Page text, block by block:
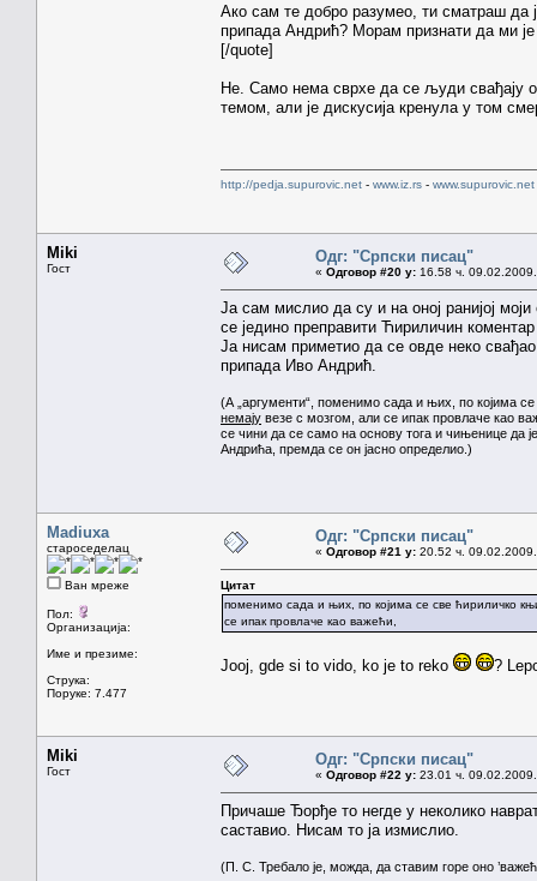
Ако сам те добро разумео, ти сматраш да
припада Андрић? Морам признати да ми је
[/quote]
Не. Само нема сврхе да се људи свађају
темом, али је дискусија кренула у том
http://pedja.supurovic.net - www.iz.rs - www.supurovic.net
Miki
Гост
Одг: "Српски писац"
« Одговор #20 у: 16.58 ч.
Ја сам мислио да су и на оној ранијој
се једино преправити Ћириличин
Ја нисам приметио да се овде неко
припада Иво Андрић.
(А „аргументи“, поменимо сада и њих, по којима
немају везе с мозгом, али се ипак провлаче као
се чини да се само на основу тога и чињенице да
Андрића, премда се он јасно определио.)
Madiuxa
староседелац
Ван мреже
Пол:
Организација:
Име и презиме:
Струка:
Поруке: 7.477
Одг: "Српски писац"
« Одговор #21 у: 20.52 ч.
Цитат
поменимо сада и њих, по којима се све ћириличко
се ипак провлаче као важећи,
Jooj, gde si to vido, ko je to reko ?
Miki
Гост
Одг: "Српски писац"
« Одговор #22 у: 23.01 ч.
Причаше Ђорђе то негде у неколико
саставио. Нисам то ја измислио.
(П. С. Требало је, можда, да ставим горе оно